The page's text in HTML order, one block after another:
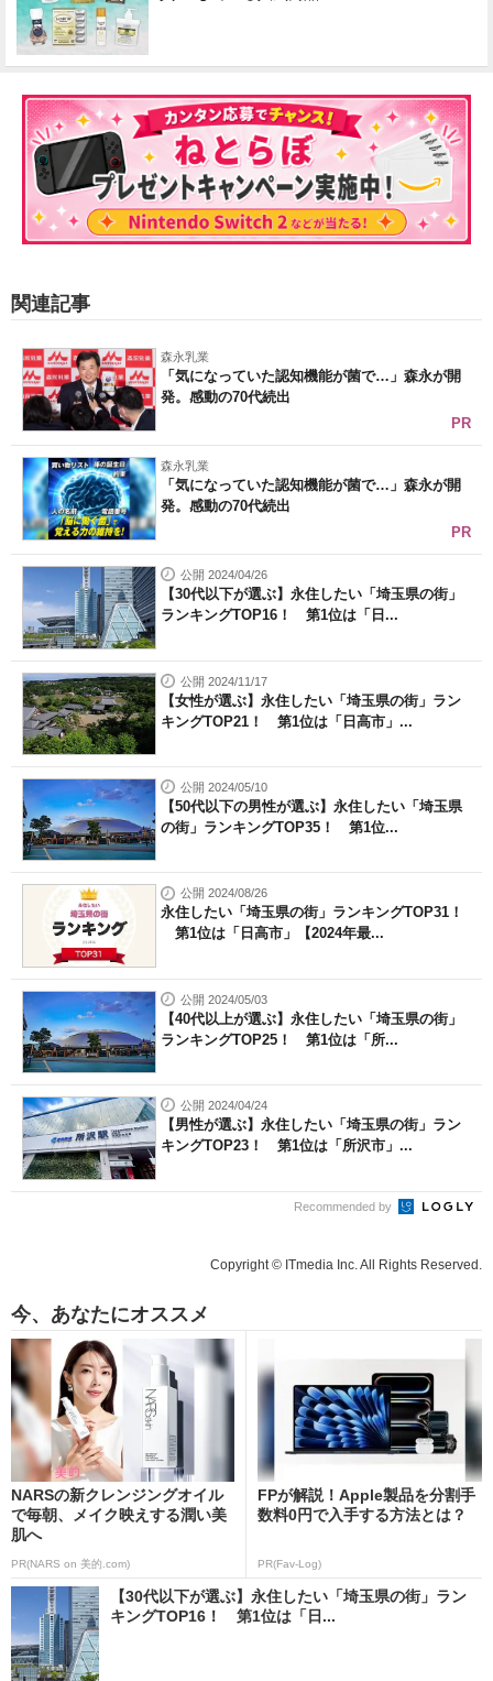
関連記事
森永乳業
「気になっていた認知機能が菌で…」森永が開
発。感動の70代続出
PR
森永乳業
「気になっていた認知機能が菌で…」森永が開
発。感動の70代続出
PR
公開 2024/04/26
【30代以下が選ぶ】永住したい「埼玉県の街」
ランキングTOP16！ 第1位は「日...
公開 2024/11/17
【女性が選ぶ】永住したい「埼玉県の街」ラン
キングTOP21！ 第1位は「日高市」...
公開 2024/05/10
【50代以下の男性が選ぶ】永住したい「埼玉県
の街」ランキングTOP35！ 第1位...
公開 2024/08/26
永住したい「埼玉県の街」ランキングTOP31！
第1位は「日高市」【2024年最...
公開 2024/05/03
【40代以上が選ぶ】永住したい「埼玉県の街」
ランキングTOP25！ 第1位は「所...
公開 2024/04/24
【男性が選ぶ】永住したい「埼玉県の街」ラン
キングTOP23！ 第1位は「所沢市」...
Recommended by
Copyright © ITmedia Inc. All Rights Reserved.
今、あなたにオススメ
NARSの新クレンジングオイル
で毎朝、メイク映えする潤い美
肌へ
PR(NARS on 美的.com)
FPが解説！Apple製品を分割手
数料0円で入手する方法とは？
PR(Fav-Log)
【30代以下が選ぶ】永住したい「埼玉県の街」ラン
キングTOP16！ 第1位は「日...